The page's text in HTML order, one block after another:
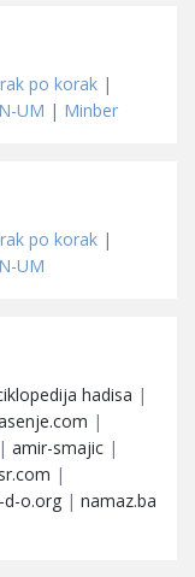
po korak |
N-UM | Minber
po korak |
N-UM
hadisa |
|
| amir-smajic |
|
d-o.org | namaz.ba